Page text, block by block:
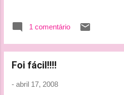
1 comentário
Foi fácil!!!!
- abril 17, 2008